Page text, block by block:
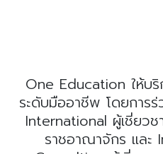
One Education ให้บริ
ระดับมืออาชีพ โดยการ
International ผู้เชี่ยว
ราชอาณาจักร และ